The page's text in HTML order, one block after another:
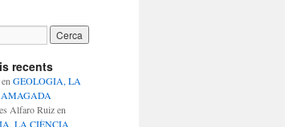
recents
GEOLOGIA, LA
Alfaro Ruizen
LA CIÈNCIA